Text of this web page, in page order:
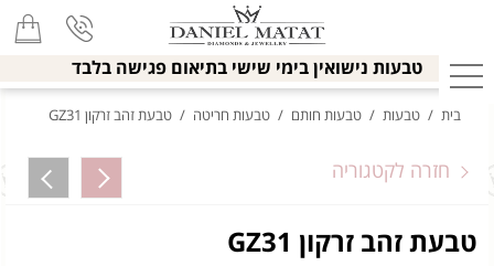
טבעות נישואין בימי שישי בתיאום פגישה בלבד
בית / טבעות / טבעות חותם / טבעות חריטה / טבעת זהב זרקון GZ31
חזרה לקטגוריה
טבעת זהב זרקון GZ31